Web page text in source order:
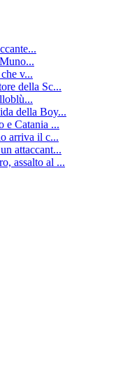
v...
della Sc...
della Boy...
e Catania ...
arriva il c...
attaccant...
assalto al ...